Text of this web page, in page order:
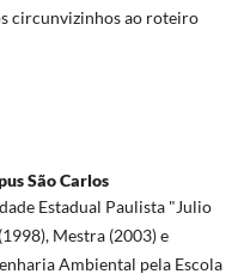
circunvizinhos ao roteiro
São Carlos
Estadual Paulista "Julio
Mestra (2003) e
Ambiental pela Escola